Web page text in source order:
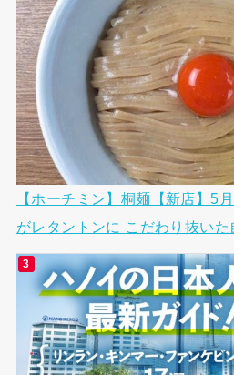
【ホーチミン】桐麺【新店】5
がレタントンに こだわり抜いた